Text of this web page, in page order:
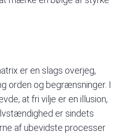
er en slags overjeg,
orden og begrænsninger. I
at fri vilje er en illusion,
er sindets
af ubevidste processer